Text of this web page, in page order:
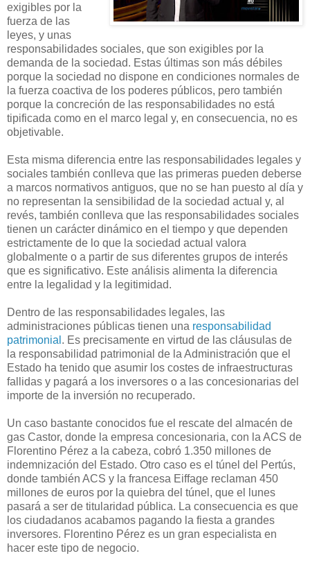
exigibles por la
fuerza de las
leyes, y unas
responsabilidades sociales, que son exigibles por la
demanda de la sociedad. Estas últimas son más débiles
porque la sociedad no dispone en condiciones normales de
la fuerza coactiva de los poderes públicos, pero también
porque la concreción de las responsabilidades no está
tipificada como en el marco legal y, en consecuencia, no es
objetivable.
Esta misma diferencia entre las responsabilidades legales y
sociales también conlleva que las primeras pueden deberse
a marcos normativos antiguos, que no se han puesto al día y
no representan la sensibilidad de la sociedad actual y, al
revés, también conlleva que las responsabilidades sociales
tienen un carácter dinámico en el tiempo y que dependen
estrictamente de lo que la sociedad actual valora
globalmente o a partir de sus diferentes grupos de interés
que es significativo. Este análisis alimenta la diferencia
entre la legalidad y la legitimidad.
Dentro de las responsabilidades legales, las
administraciones públicas tienen una responsabilidad
patrimonial . Es precisamente en virtud de las cláusulas de
la responsabilidad patrimonial de la Administración que el
Estado ha tenido que asumir los costes de infraestructuras
fallidas y pagará a los inversores o a las concesionarias del
importe de la inversión no recuperado.
Un caso bastante conocidos fue el rescate del almacén de
gas Castor, donde la empresa concesionaria, con la ACS de
Florentino Pérez a la cabeza, cobró 1.350 millones de
indemnización del Estado. Otro caso es el túnel del Pertús,
donde también ACS y la francesa Eiffage reclaman 450
millones de euros por la quiebra del túnel, que el lunes
pasará a ser de titularidad pública. La consecuencia es que
los ciudadanos acabamos pagando la fiesta a grandes
inversores. Florentino Pérez es un gran especialista en
hacer este tipo de negocio.